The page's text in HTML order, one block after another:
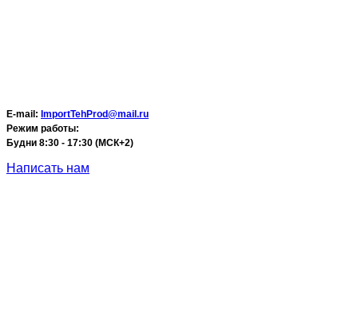
E-mail: ImportTehProd@mail.ru
Режим работы:
Будни 8:30 - 17:30 (МСК+2)
Написать нам